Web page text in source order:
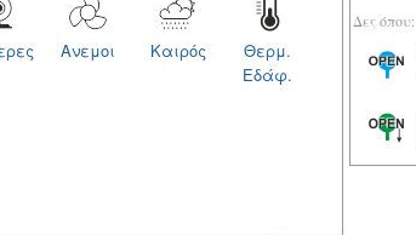
Θερμ.
Εδάφ.
Καιρός
Ανεμοι
Δες όπου: